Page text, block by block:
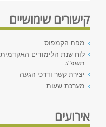
קישורים שימושיים
מפת הקמפוס
לוח שנת הלימודים האקדמית
תשפ"ג
יצירת קשר ודרכי הגעה
מערכת שעות
אירועים